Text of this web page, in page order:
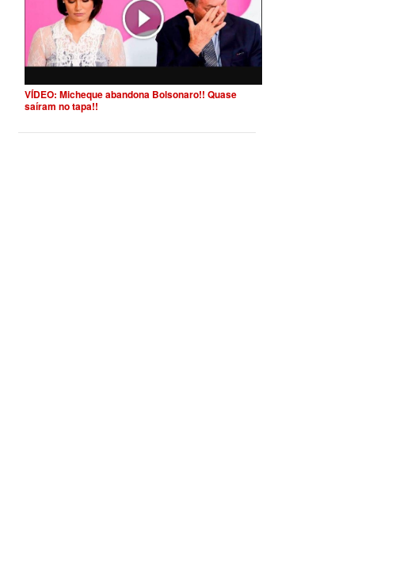
VÍDEO: Micheque abandona Bolsonaro!! Quase
saíram no tapa!!